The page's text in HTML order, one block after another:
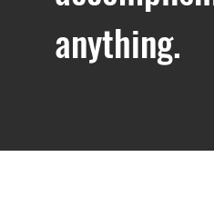
anything.
anything.